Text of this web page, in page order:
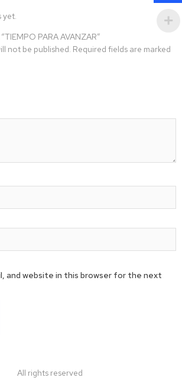
yet.
PARA AVANZAR”
not be published. Required fields are marked
and website in this browser for the next
All rights reserved